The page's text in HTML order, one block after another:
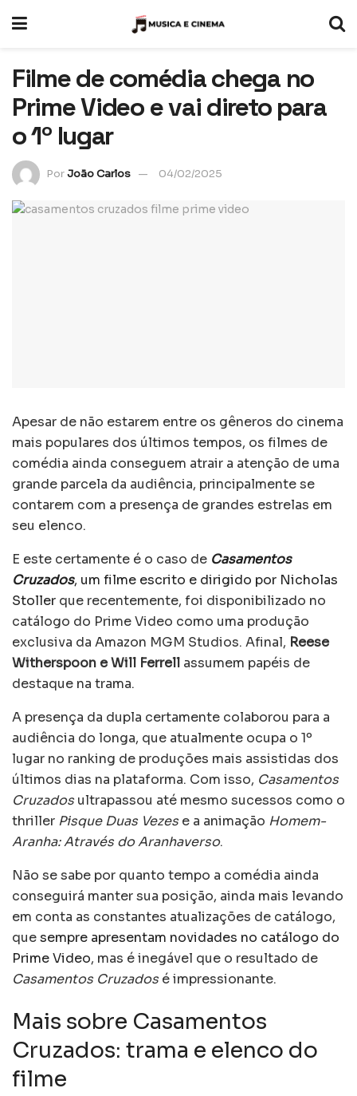
Filme de comédia chega no
Prime Video e vai direto para
o 1º lugar
PorJoão Carlos 04/02/2025
Apesar de não estarem entre os gêneros do cinema
mais populares dos últimos tempos, os filmes de
comédia ainda conseguem atrair a atenção de uma
grande parcela da audiência, principalmente se
contarem com a presença de grandes estrelas em
seu elenco.
E este certamente é o caso de Casamentos
Cruzados, um filme escrito e dirigido por Nicholas
Stoller que recentemente, foi disponibilizado no
catálogo do Prime Video como uma produção
exclusiva da Amazon MGM Studios. Afinal, Reese
Witherspoon e Will Ferrell assumem papéis de
destaque na trama.
A presença da dupla certamente colaborou para a
audiência do longa, que atualmente ocupa o 1º
lugar no ranking de produções mais assistidas dos
últimos dias na plataforma. Com isso, Casamentos
Cruzados ultrapassou até mesmo sucessos como o
thriller Pisque Duas Vezes e a animação Homem-
Aranha: Através do Aranhaverso.
Não se sabe por quanto tempo a comédia ainda
conseguirá manter sua posição, ainda mais levando
em conta as constantes atualizações de catálogo,
quesempre apresentam novidades no catálogo do
Prime Video, mas é inegável que o resultado de
Casamentos Cruzados é impressionante.
Mais sobre Casamentos
Cruzados: trama e elenco do
filme